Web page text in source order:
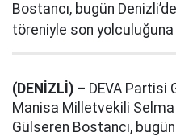
Bostancı, bugün
töreniyle son yolculuğuna
(DENİZLİ) – DEVA Partisi
Manisa Milletvekili Selma
Gülseren Bostancı,